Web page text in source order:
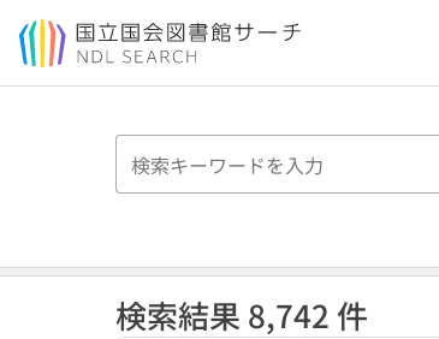
本文へ移動
検索結果 8,742 件